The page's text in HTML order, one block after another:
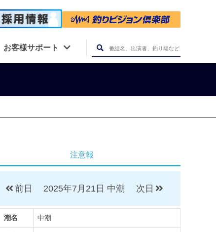
お客様サポート
注意報
前日 2025年7月21日 中潮 次日
潮名 中潮